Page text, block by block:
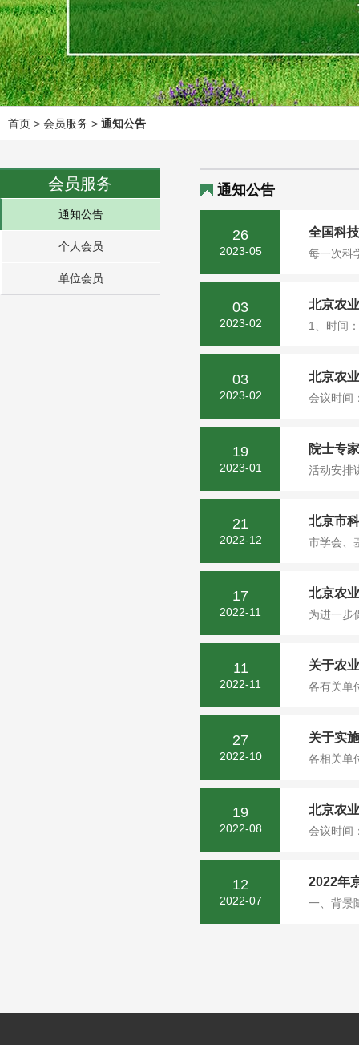
首页 > 会员服务 > 通知公告
会员服务
通知公告
个人会员
单位会员
通知公告
全国科
每一次科
26
2023-05
北京农
1、时间
03
2023-02
北京农
会议时间
03
2023-02
院士专
活动安排
19
2023-01
北京市
市学会、
21
2022-12
北京农
为进一步
17
2022-11
关于农
各有关单
11
2022-11
关于实
各相关单
27
2022-10
北京农
会议时间
19
2022-08
2022年
一、背景
12
2022-07